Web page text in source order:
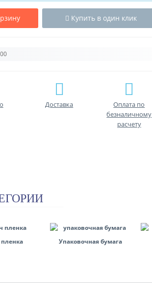
Купить в один клик
Доставка
Оплата по
безналичному
расчету
Упаковочная бумага